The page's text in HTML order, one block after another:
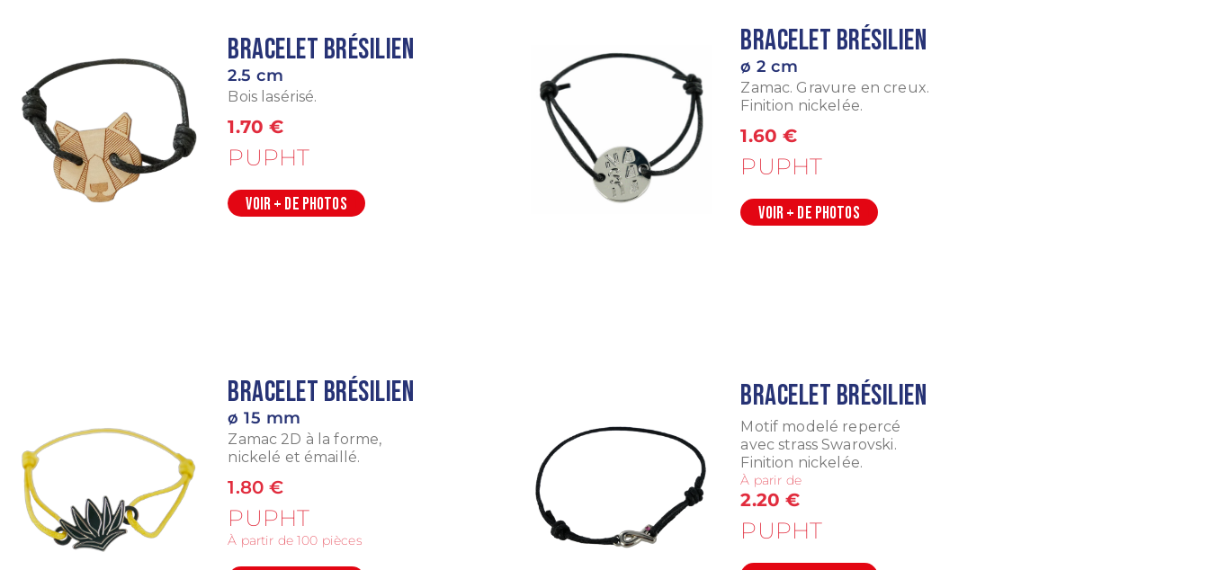
Bracelet brésilien
2.5 cm
Bois lasérisé.
1.70 €
PUPHT
VOIR + DE PHOTOS
Bracelet brésilien
ø 2 cm
Zamac. Gravure en creux.
Finition nickelée.
1.60 €
PUPHT
VOIR + DE PHOTOS
Bracelet brésilien
ø 15 mm
Zamac 2D à la forme,
nickelé et émaillé.
1.80 €
PUPHT
À partir de 100 pièces
Bracelet brésilien
Motif modelé repercé
avec strass Swarovski.
Finition nickelée.
À parir de
2.20 €
PUPHT